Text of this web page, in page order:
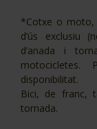
*Cotxe o moto,
d’ús exclusiu
d’anada i
motocicletes.
disponibilitat.
Bici, de franc,
tornada.